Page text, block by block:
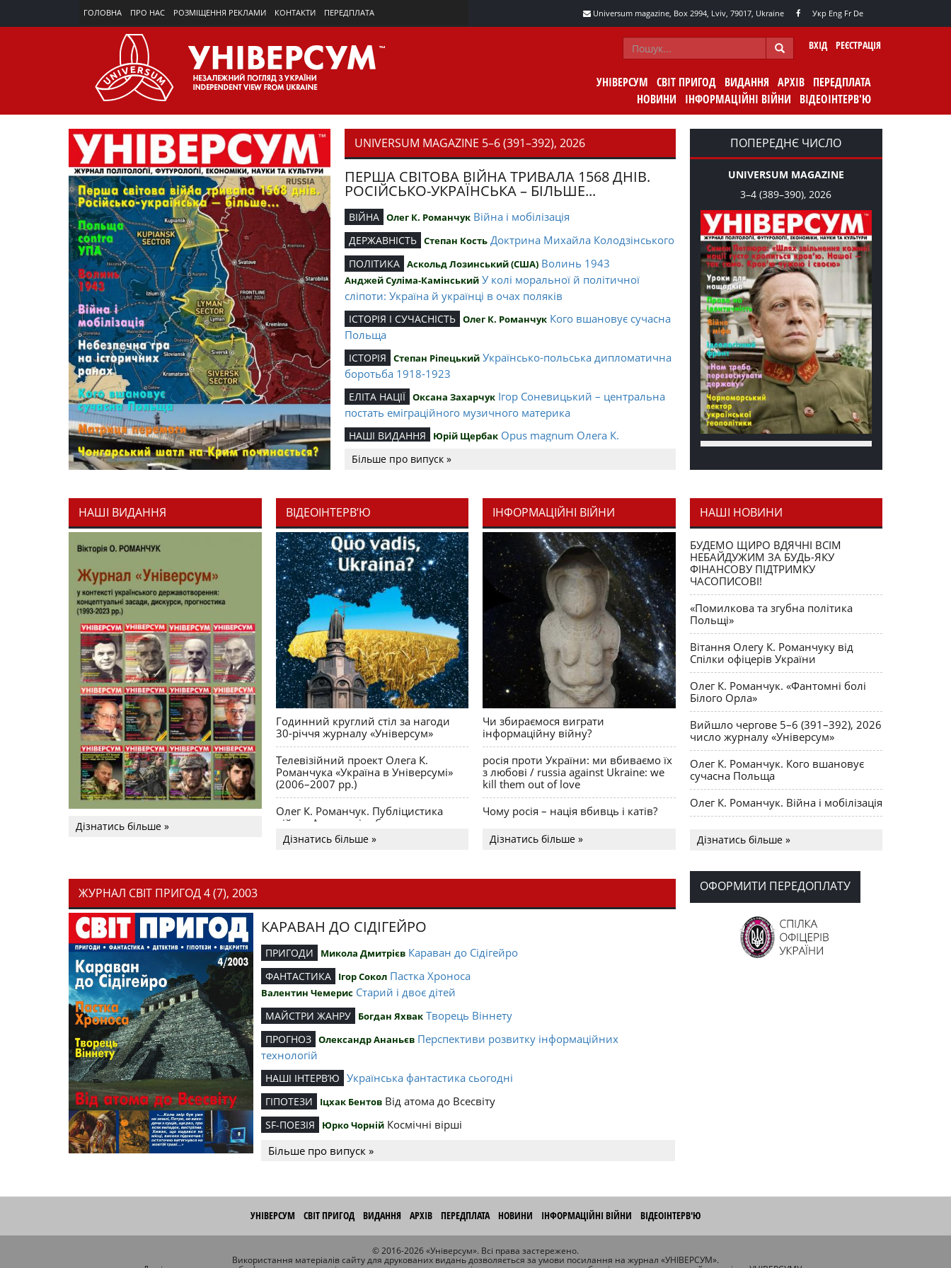
ГОЛОВНА ПРО НАС РОЗМІЩЕННЯ РЕКЛАМИ КОНТАКТИ ПЕРЕДПЛАТА Universum magazine, Box 2994, Lviv, 79017, Ukraine Укр Eng FrDe
ВХІД РЕЄСТРАЦІЯ
УНІВЕРСУМ СВІТ ПРИГОД ВИДАННЯ АРХІВ ПЕРЕДПЛАТА
НОВИНИ
ІНФОРМАЦІЙНІ ВІЙНИ ВІДЕОІНТЕРВ'Ю
UNIVERSUM MAGAZINE 5–6 (391–392), 2026
ПЕРША СВІТОВА ВІЙНА ТРИВАЛА 1568 ДНІВ.
РОСІЙСЬКО-УКРАЇНСЬКА – БІЛЬШЕ...
ВІЙНА Олег К. Романчук Війна і мобілізація
ДЕРЖАВНІСТЬ Степан Кость Доктрина Михайла Колодзінського
ПОЛІТИКА Аскольд Лозинський (США) Волинь 1943
Анджей Суліма-Камінський У колі моральної й політичної
сліпоти: Україна й українці в очах поляків
ІСТОРІЯ І СУЧАСНІСТЬ Олег К. Романчук Кого вшановує сучасна
Польща
ІСТОРІЯ Степан Ріпецький Українсько-польська дипломатична
боротьба 1918-1923
ЕЛІТА НАЦІЇ Оксана Захарчук Ігор Соневицький – центральна
постать еміграційного музичного материка
НАШІ ВИДАННЯ Юрій Щербак Opus magnum Олега К.
Романчука
СЛОВО РЕДАКЦІЙНЕ Олег К. Романчук Журавель і синиця як
уособлення української політстратегії й тактики
Більше про випуск »
ПОПЕРЕДНЄ ЧИСЛО
UNIVERSUM MAGAZINE
3–4 (389–390), 2026
НАШІ ВИДАННЯ
Дізнатись більше »
ВІДЕОІНТЕРВ’Ю
Годинний круглий стіл за нагоди
30-річчя журналу «Універсум»
Телевізійний проект Олега К.
Романчука «Україна в Універсумі»
(2006–2007 рр.)
Олег К. Романчук. Публіцистика
війни. Акценти і табу
Дізнатись більше »
ІНФОРМАЦІЙНІ ВІЙНИ
Чи збираємося виграти
інформаційну війну?
росія проти України: ми вбиваємо їх
з любові / russia against Ukraine: we
kill them out of love
Чому росія – нація вбивць і катів?
Дізнатись більше »
НАШІ НОВИНИ
БУДЕМО ЩИРО ВДЯЧНІ ВСІМ
НЕБАЙДУЖИМ ЗА БУДЬ-ЯКУ
ФІНАНСОВУ ПІДТРИМКУ
ЧАСОПИСОВІ!
«Помилкова та згубна політика
Польщі»
Вітання Олегу К. Романчуку від
Спілки офіцерів України
Олег К. Романчук. «Фантомні болі
Білого Орла»
Вийшло чергове 5–6 (391–392), 2026
число журналу «Універсум»
Олег К. Романчук. Кого вшановує
сучасна Польща
Олег К. Романчук. Війна і мобілізація
долучилися до найбільшої
День Вишиванки в Норт Порті
OPUS MAGNUM Олега К. Романчука
Дізнатись більше »
ЖУРНАЛ СВІТ ПРИГОД 4 (7), 2003
КАРАВАН ДО СІДІГЕЙРО
ПРИГОДИ Микола Дмитрієв Караван до Сідігейро
ФАНТАСТИКА Ігор Сокол Пастка Хроноса
Валентин Чемерис Старий і двоє дітей
МАЙСТРИ ЖАНРУ Богдан Яхвак Творець Віннету
ПРОГНОЗ Олександр Ананьєв Перспективи розвитку інформаційних
технологій
НАШІ ІНТЕРВ’Ю Українська фантастика сьогодні
ГІПОТЕЗИ Іцхак Бентов Від атома до Всесвіту
SF-ПОЕЗІЯ Юрко Чорній Космічні вірші
Більше про випуск »
ОФОРМИТИ ПЕРЕДОПЛАТУ
УНІВЕРСУМ СВІТ ПРИГОД ВИДАННЯ АРХІВ ПЕРЕДПЛАТА НОВИНИ ІНФОРМАЦІЙНІ ВІЙНИ ВІДЕОІНТЕРВ'Ю
© 2016-2026 «Універсум». Всі права застережено.
Використання матеріалів сайту для друкованих видань дозволяється за умови посилання на журнал «УНІВЕРСУМ».